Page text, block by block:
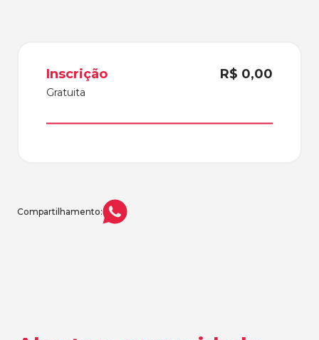
Inscrição
Gratuita
R$ 0,00
Compartilhamento: